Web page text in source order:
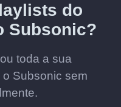
do
Subsonic?
toda a sua
Subsonic sem